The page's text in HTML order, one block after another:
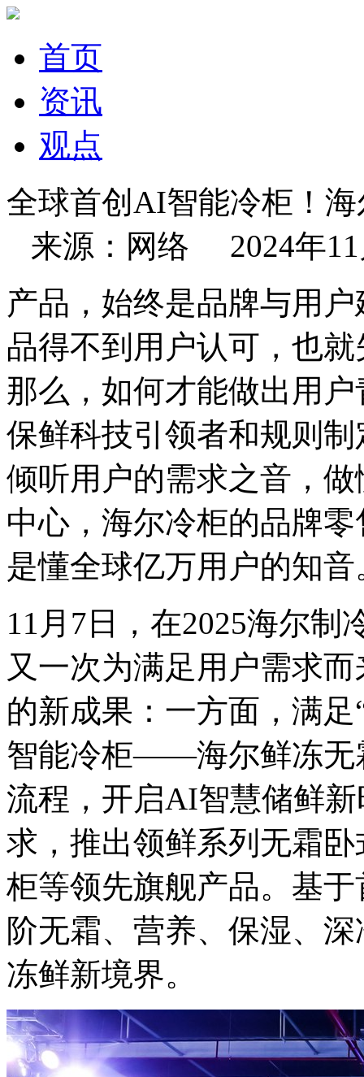
首页
资讯
观点
全球首创AI智能冷柜！
来源：网络 2024年11
产品，始终是品牌与用
品得不到用户认可，也
那么，如何才能做出用
保鲜科技引领者和规则
倾听用户的需求之音，
中心，海尔冷柜的品牌
是懂全球亿万用户的知音
11月7日，在2025海尔制
又一次为满足用户需求
的新成果：一方面，满
智能冷柜——海尔鲜冻无
流程，开启AI智慧储鲜
求，推出领鲜系列无霜
柜等领先旗舰产品。基
阶无霜、营养、保湿、
冻鲜新境界。